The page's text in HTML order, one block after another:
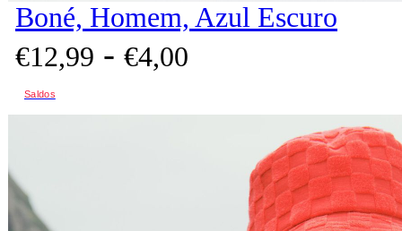
Boné, Homem, Azul Escuro
€12,99 - €4,00
Saldos